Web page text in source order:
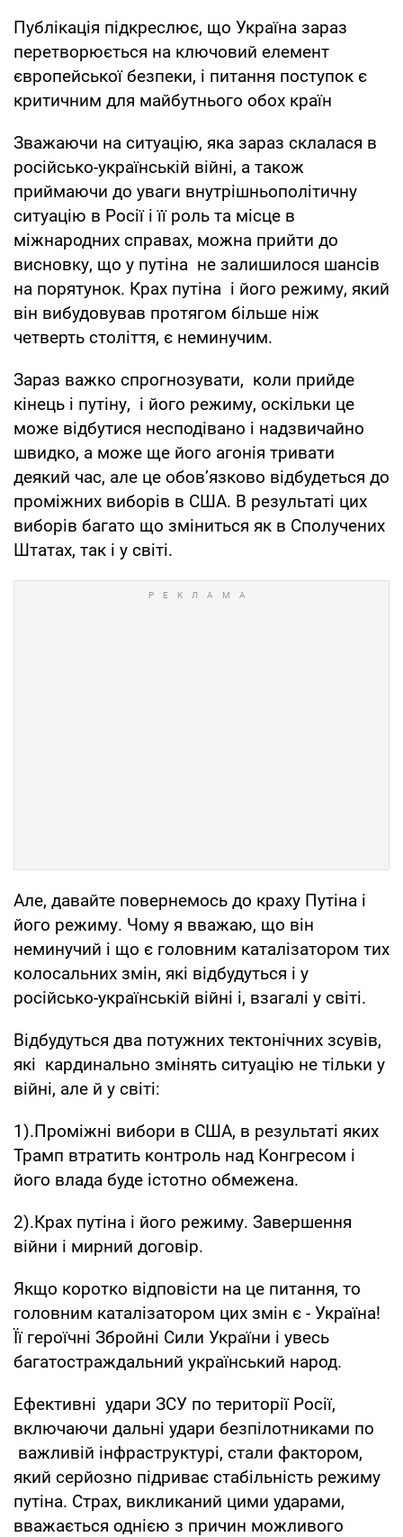
Публікація підкреслює, що Україна зараз
перетворюється на ключовий елемент
європейської безпеки, і питання поступок є
критичним для майбутнього обох країн
Зважаючи на ситуацію, яка зараз склалася в
російсько-українській війні, а також
приймаючи до уваги внутрішньополітичну
ситуацію в Росії і її роль та місце в
міжнародних справах, можна прийти до
висновку, що у путіна не залишилося шансів
на порятунок. Крах путіна і його режиму, який
він вибудовував протягом більше ніж
четверть століття, є неминучим.
Зараз важко спрогнозувати, коли прийде
кінець і путіну, і його режиму, оскільки це
може відбутися несподівано і надзвичайно
швидко, а може ще його агонія тривати
деякий час, але це обовʼязково відбудеться до
проміжних виборів в США. В результаті цих
виборів багато що зміниться як в Сполучених
Штатах, так і у світі.
Але, давайте повернемось до краху Путіна і
його режиму. Чому я вважаю, що він
неминучий і що є головним каталізатором тих
колосальних змін, які відбудуться і у
російсько-українській війні і, взагалі у світі.
Відбудуться два потужних тектонічних зсувів,
які кардинально змінять ситуацію не тільки у
війні, але й у світі:
1).Проміжні вибори в США, в результаті яких
Трамп втратить контроль над Конгресом і
його влада буде істотно обмежена.
2).Крах путіна і його режиму. Завершення
війни і мирний договір.
Якщо коротко відповісти на це питання, то
головним каталізатором цих змін є - Україна!
Її героїчні Збройні Сили України і увесь
багатостраждальний український народ.
Ефективні удари ЗСУ по території Росії,
включаючи дальні удари безпілотниками по
важливій інфраструктурі, стали фактором,
який серйозно підриває стабільність режиму
путіна. Страх, викликаний цими ударами,
вважається однією з причин можливого